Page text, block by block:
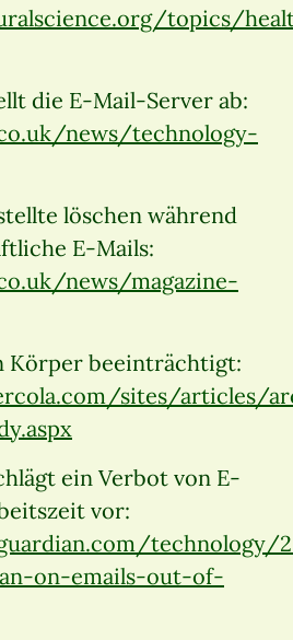
topics/
die E-Mail-Server ab:
news/technology-
löschen während
E-Mails:
news/magazine-
Körper beeinträchtigt:
sites/articles/
ein Verbot von E-
vor:
technology/
on-emails-out-of-